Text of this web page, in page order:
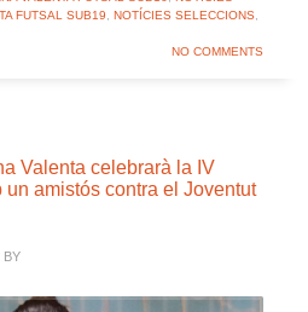
FUTSAL SUB19, NOTÍCIES SELECCIONS,
NO COMMENTS
Valenta celebrarà la IV
amistós contra el Joventut
BY